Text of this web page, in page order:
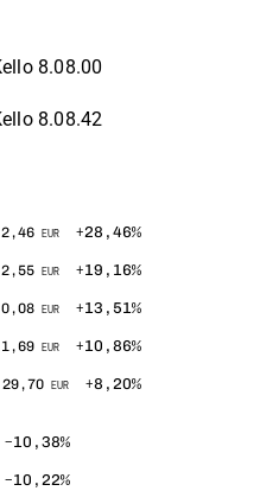
2,46 EUR +28,46%
2,55 EUR +19,16%
0,08 EUR +13,51 %
1,69 EUR +10,86%
29,70 EUR +8,20%
−10,38%
−10,22%